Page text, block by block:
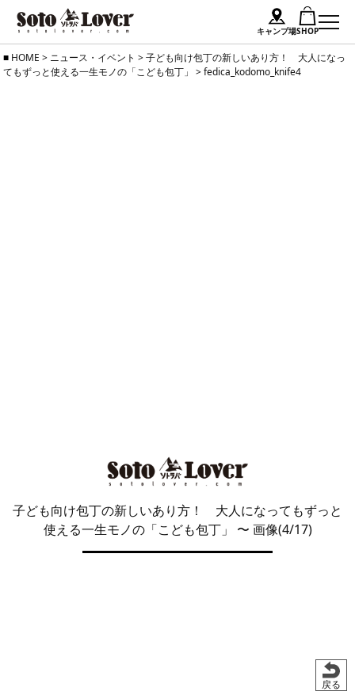
キャンプ場SHOP
Skip
to
HOME > ニュース・イベント >子ども向け包丁の新しいあり方！ 大人になっ
てもずっと使える一生モノの「こども包丁」 >fedica_kodomo_knife4
子ども向け包丁の新しいあり方！ 大人になってもずっと
使える一生モノの「こども包丁」 〜 画像(4/17)
戻る